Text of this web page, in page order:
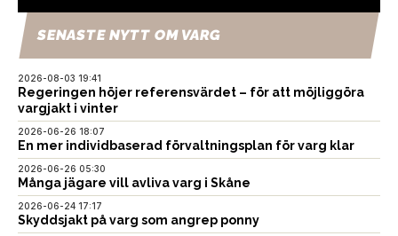
SENASTE NYTT OM VARG
2026-08-03 19:41
Regeringen höjer referensvärdet – för att möjliggöra
vargjakt i vinter
2026-06-26 18:07
En mer individbaserad förvaltningsplan för varg klar
2026-06-26 05:30
Många jägare vill avliva varg i Skåne
2026-06-24 17:17
Skyddsjakt på varg som angrep ponny